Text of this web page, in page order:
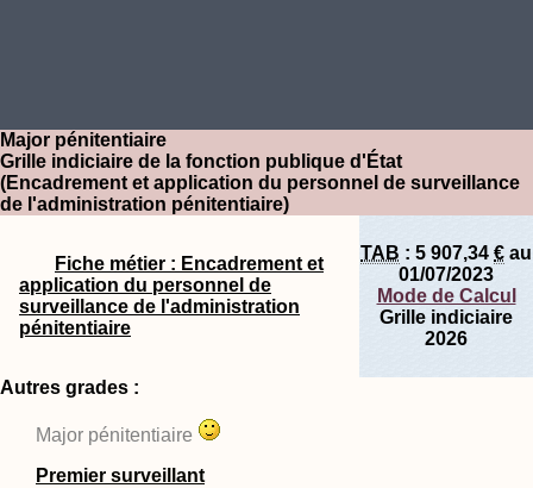
Major pénitentiaire
Grille indiciaire de la fonction publique d'État
(Encadrement et application du personnel de surveillance
de l'administration pénitentiaire)
Fiche métier : Encadrement et
application du personnel de
surveillance de l'administration
pénitentiaire
TAB : 5 907,34 € au
01/07/2023
Mode de Calcul
Grille indiciaire
2026
Autres grades :
Major pénitentiaire
Premier surveillant